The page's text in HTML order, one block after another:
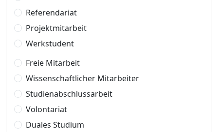
Referendariat
Projektmitarbeit
Werkstudent
Freie Mitarbeit
Wissenschaftlicher Mitarbeiter
Studienabschlussarbeit
Volontariat
Duales Studium